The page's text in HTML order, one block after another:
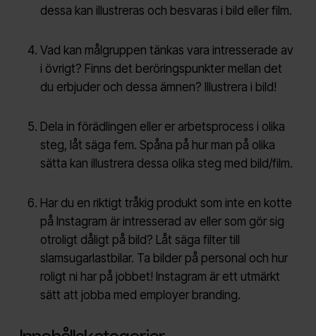
dessa kan illustreras och besvaras i bild eller film.
Vad kan målgruppen tänkas vara intresserade av
i övrigt? Finns det beröringspunkter mellan det
du erbjuder och dessa ämnen? Illustrera i bild!
Dela in förädlingen eller er arbetsprocess i olika
steg, låt säga fem. Spåna på hur man på olika
sätta kan illustrera dessa olika steg med bild/film.
Har du en riktigt tråkig produkt som inte en kotte
på Instagram är intresserad av eller som gör sig
otroligt dåligt på bild? Låt säga filter till
slamsugarlastbilar. Ta bilder på personal och hur
roligt ni har på jobbet! Instagram är ett utmärkt
sätt att jobba med employer branding.